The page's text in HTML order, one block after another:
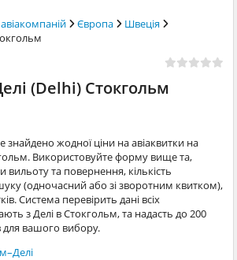
Європа
Швеція
(Delhi) Стокгольм
знайдено жодної ціни на авіаквитки на
Використовуйте форму вище та,
вильоту та повернення, кількість
(одночасний або зі зворотним квитком),
Система перевірить дані всіх
з Делі в Стокгольм, та надасть до 200
для вашого вибору.